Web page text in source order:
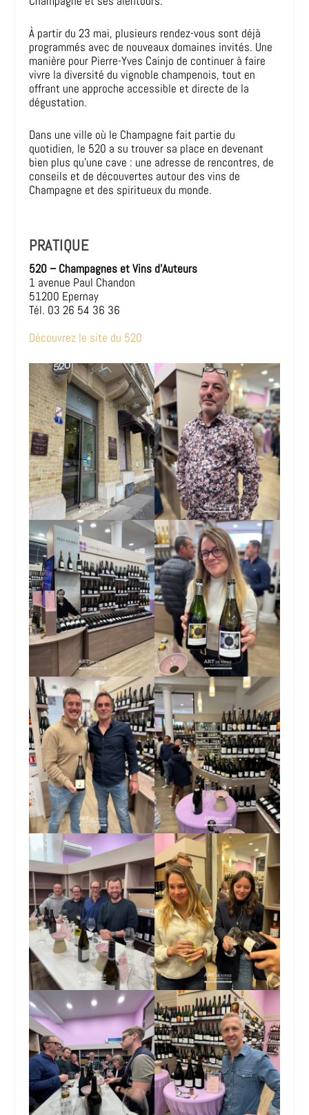
À partir du 23 mai, plusieurs rendez-vous sont déjà
programmés avec de nouveaux domaines invités. Une
manière pour Pierre-Yves Cainjo de continuer à faire
vivre la diversité du vignoble champenois, tout en
offrant une approche accessible et directe de la
dégustation.
Dans une ville où le Champagne fait partie du
quotidien, le 520 a su trouver sa place en devenant
bien plus qu’une cave : une adresse de rencontres, de
conseils et de découvertes autour des vins de
Champagne et des spiritueux du monde.
PRATIQUE
520 – Champagnes et Vins d’Auteurs
1 avenue Paul Chandon
51200 Epernay
Tél. 03 26 54 36 36
Découvrez le site du 520